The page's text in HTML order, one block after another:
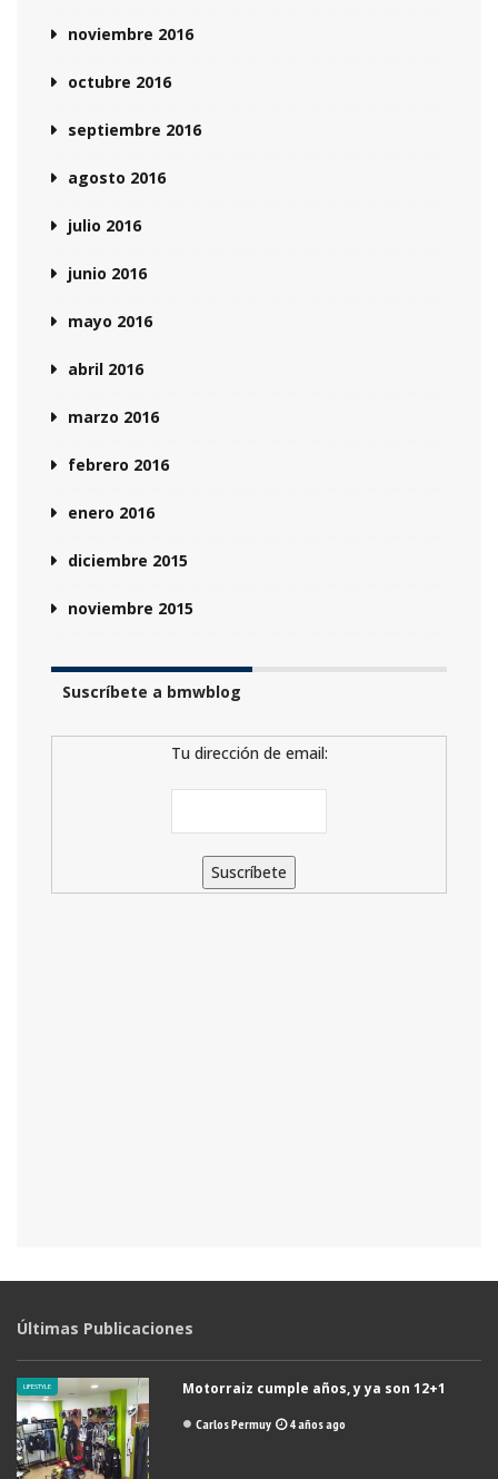
noviembre 2016
octubre 2016
septiembre 2016
agosto 2016
julio 2016
junio 2016
mayo 2016
abril 2016
marzo 2016
febrero 2016
enero 2016
diciembre 2015
noviembre 2015
Suscríbete a bmwblog
Tu dirección de email:
Últimas Publicaciones
LIFESTYLE Motorraiz cumple años, y ya son 12+1
Carlos Permuy 4 años ago